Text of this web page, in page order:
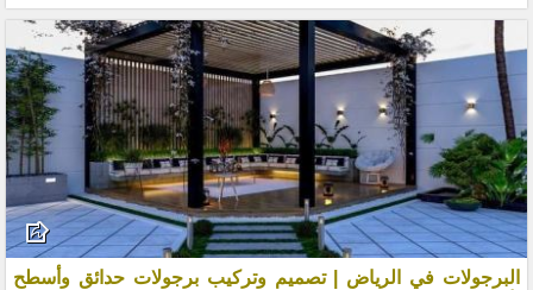
البرجولات في الرياض | تصميم وتركيب برجولات حدائق وأسطح